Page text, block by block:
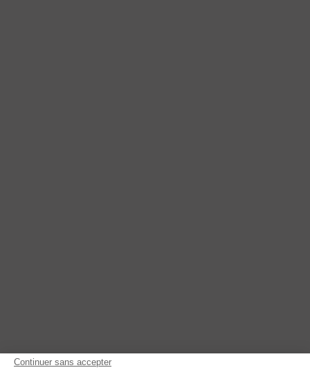
Continuer sans accepter